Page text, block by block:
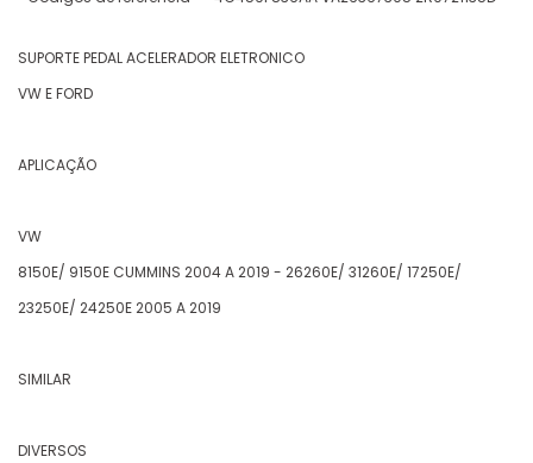
SUPORTE PEDAL ACELERADOR ELETRONICO
VW E FORD
APLICAÇÃO
VW
8150E/ 9150E CUMMINS 2004 A 2019 - 26260E/ 31260E/ 17250E/
23250E/ 24250E 2005 A 2019
SIMILAR
DIVERSOS